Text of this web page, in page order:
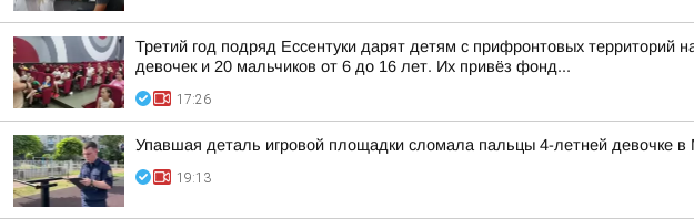
Третий год подряд Ессентуки дарят детям с прифронтовых территорий
девочек и 20 мальчиков от 6 до 16 лет. Их привёз фонд...
17:26
Упавшая деталь игровой площадки сломала пальцы 4-летней девочке в
19:13